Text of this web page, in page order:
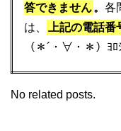
答できません。 各
は、
上記の電話
（＊´・∀・＊）ﾖﾛ
No related posts.